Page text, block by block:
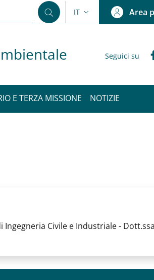
SELETTORE LINGUA:
IT Area
Seguici su
E TERZA MISSIONE NOTIZIE
Civile e Industriale -